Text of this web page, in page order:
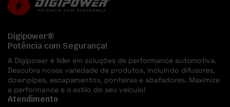
Digipower®
Potência com Segurança!
A Digipower é líder em soluções de performance automotiva.
Descubra nossa variedade de produtos, incluindo difusores,
downpipes, escapamentos, ponteiras e abafadores. Maximize
a performance e o estilo do seu veículo!
Atendimento